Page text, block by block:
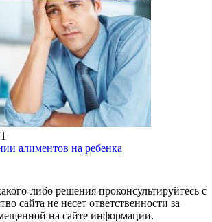
алиментов на ребенка
либо решения проконсультируйтесь с
сайта не несет ответственности за
на сайте информации.